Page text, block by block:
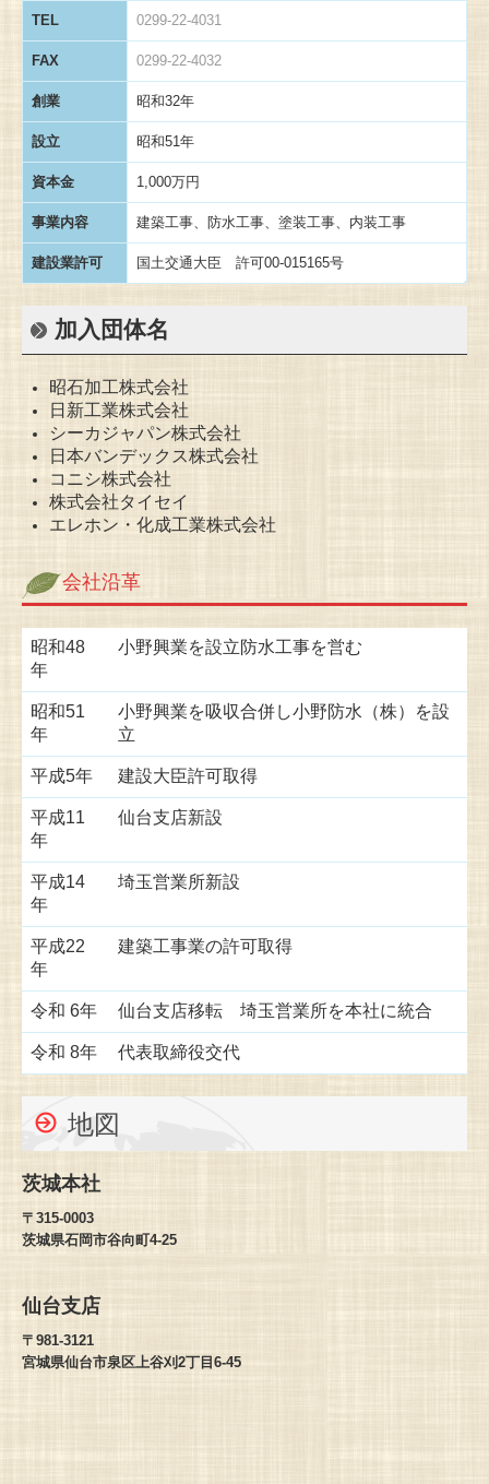
TEL 0299-22-4031
FAX 0299-22-4032
創業 昭和32年
設立 昭和51年
資本金 1,000万円
事業内容 建築工事、防水工事、塗装工事、内装工事
建設業許可 国土交通大臣 許可00-015165号
加入団体名
昭石加工株式会社
日新工業株式会社
シーカジャパン株式会社
日本バンデックス株式会社
コニシ株式会社
株式会社タイセイ
エレホン・化成工業株式会社
会社沿革
昭和48
年
小野興業を設立防水工事を営む
昭和51
年
小野興業を吸収合併し小野防水（株）を設
立
平成5年 建設大臣許可取得
平成11
年
仙台支店新設
平成14
年
埼玉営業所新設
平成22
年
建築工事業の許可取得
令和 6年 仙台支店移転 埼玉営業所を本社に統合
令和 8年 代表取締役交代
地図
茨城本社
〒315-0003
茨城県石岡市谷向町4-25
仙台支店
〒981-3121
宮城県仙台市泉区上谷刈2丁目6-45